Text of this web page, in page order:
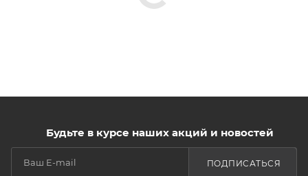
Будьте в курсе наших акций и новостей
ПОДПИСАТЬСЯ